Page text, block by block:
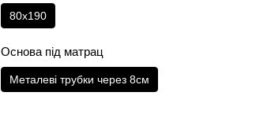
80x190
Основа під матрац
Металеві трубки через 8см